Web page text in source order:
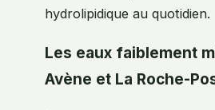
hydrolipidique au quotidien.
Les eaux faiblement
Avène et La Roche-